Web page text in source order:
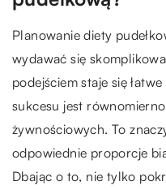
Planowanie diety
wydawać się
podejściem staje się
sukcesu jest
żywnościowych. To
odpowiednie proporcje
Dbając o to, nie tylko